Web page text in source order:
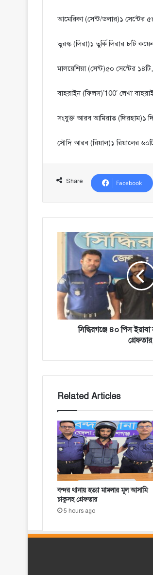
আমেরিকা (সেন্ট/ডলার)১ সেন্টের
তুরস্ক (লিরা)১ তুর্কি লিরার ৮টি
মালয়েশিয়া (সেন্ট)৫০ সেন্টের
বাহরাইন (ফিলস)’100′ লেখা
সংযুক্ত আরব আমিরাত (দিরহাম)১
সৌদি আরব (রিয়াল)১ রিয়ালের
Share Facebook
সিদ্ধিরগঞ্জে
সহ
মাদক
ব্যবসায়ী
গ্রেফতার,
সিদ্ধিরগঞ্জে ৪০ পিস
Related Articles
বন্দর থানায় হত্যা মামলার মূল আসামি
চাকুসহ গ্রেফতার
5 hours ago